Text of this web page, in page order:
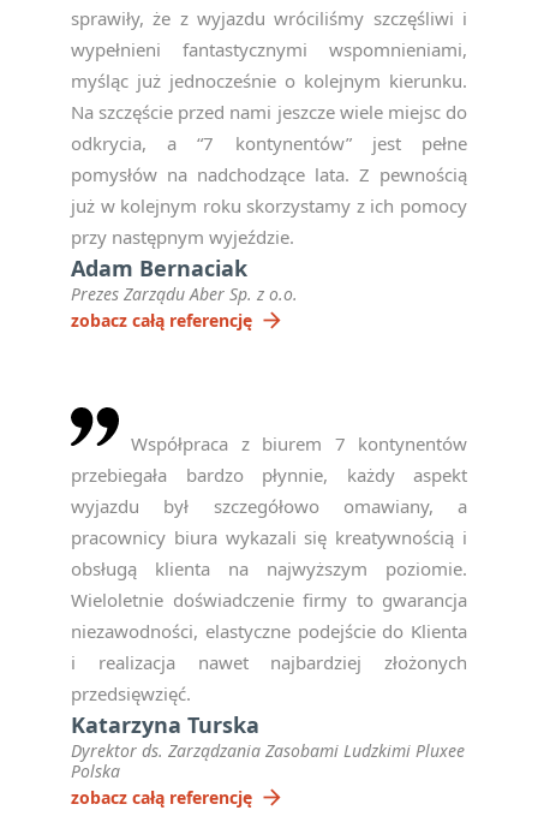
sprawiły, że z wyjazdu wróciliśmy szczęśliwi i
wypełnieni fantastycznymi wspomnieniami,
myśląc już jednocześnie o kolejnym kierunku.
Na szczęście przed nami jeszcze wiele miejsc do
odkrycia, a “7 kontynentów” jest pełne
pomysłów na nadchodzące lata. Z pewnością
już w kolejnym roku skorzystamy z ich pomocy
przy następnym wyjeździe.
Adam Bernaciak
Prezes Zarządu Aber Sp. z o.o.
zobacz całą referencję arrow_forward
Współpraca z biurem 7 kontynentów
przebiegała bardzo płynnie, każdy aspekt
wyjazdu był szczegółowo omawiany, a
pracownicy biura wykazali się kreatywnością i
obsługą klienta na najwyższym poziomie.
Wieloletnie doświadczenie firmy to gwarancja
niezawodności, elastyczne podejście do Klienta
i realizacja nawet najbardziej złożonych
przedsięwzięć.
Katarzyna Turska
Dyrektor ds. Zarządzania Zasobami Ludzkimi Pluxee
Polska
zobacz całą referencję arrow_forward